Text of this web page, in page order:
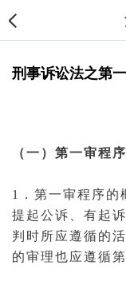
刑事诉讼法之第
（一）第一审程
1．第一审程序的
提起公诉
、有起
判 时所应遵循的
的审理也应遵循